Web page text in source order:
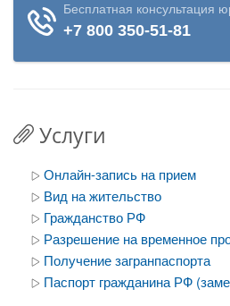
Услуги
Онлайн-запись на прием
Вид на жительство
Гражданство РФ
Разрешение на временное
Получение загранпаспорта
Паспорт гражданина РФ